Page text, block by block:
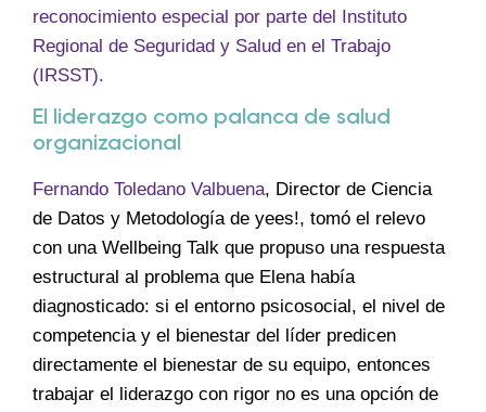
reconocimiento especial por parte del Instituto
Regional de Seguridad y Salud en el Trabajo
(IRSST).
El liderazgo como palanca de salud
organizacional
Fernando Toledano Valbuena, Director de Ciencia
de Datos y Metodología de yees!, tomó el relevo
con una Wellbeing Talk que propuso una respuesta
estructural al problema que Elena había
diagnosticado: si el entorno psicosocial, el nivel de
competencia y el bienestar del líder predicen
directamente el bienestar de su equipo, entonces
trabajar el liderazgo con rigor no es una opción de